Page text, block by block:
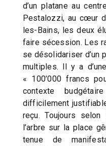
d’un platane au
Pestalozzi, au cœur
les-Bains, les deux
faire sécession. Les
se désolidariser d’un
multiples. Il y a
« 100’000 francs
contexte
difficilement
reçu. Toujours
l’arbre sur la place
tenue de